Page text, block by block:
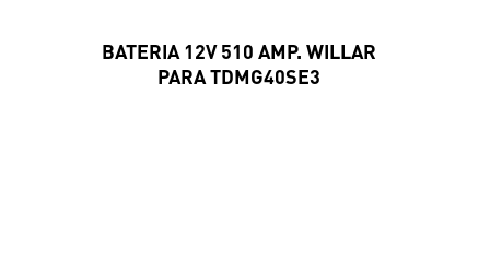
BATERIA 12V 510 AMP. WILLAR
PARA TDMG40SE3